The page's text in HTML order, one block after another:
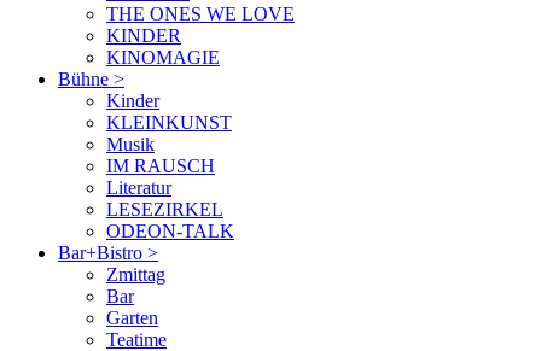
THE ONES WE LOVE
KINDER
KINOMAGIE
Bühne >
Kinder
KLEINKUNST
Musik
IM RAUSCH
Literatur
LESEZIRKEL
ODEON-TALK
Bar+Bistro >
Zmittag
Bar
Garten
Teatime